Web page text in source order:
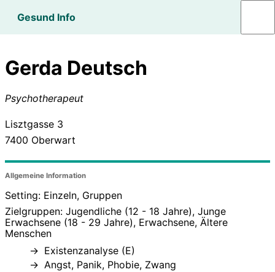
Gesund Info
Gerda Deutsch
Psychotherapeut
Lisztgasse 3
7400 Oberwart
Allgemeine Information
Setting: Einzeln, Gruppen
Zielgruppen: Jugendliche (12 - 18 Jahre), Junge
Erwachsene (18 - 29 Jahre), Erwachsene, Ältere
Menschen
Existenzanalyse (E)
Angst, Panik, Phobie, Zwang